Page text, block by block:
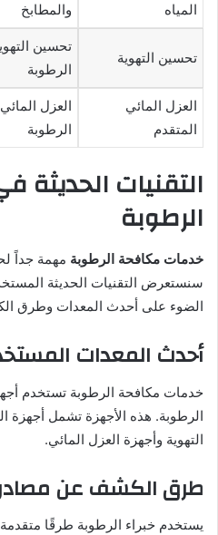
المياه
والمطابخ
تحسين التهوية
تحسين
الرطوبة
العزل المائي
المتقدم
العزل
الرطوبة
التقنيات الحديثة
الرطوبة
خدمات مكافحة الرطوبة مهمة جداً
سنستعرض التقنيات الحديثة
الضوء على أحدث المعدات وطرق
أحدث المعدات
خدمات مكافحة الرطوبة تستخدم
الرطوبة. هذه الأجهزة تشمل
التهوية وأجهزة العزل المائي.
طرق الكشف عن مصادر
يستخدم خبراء الرطوبة طرقًا